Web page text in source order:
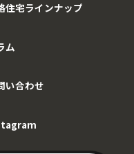
住宅ラインナップ
ム
い合わせ